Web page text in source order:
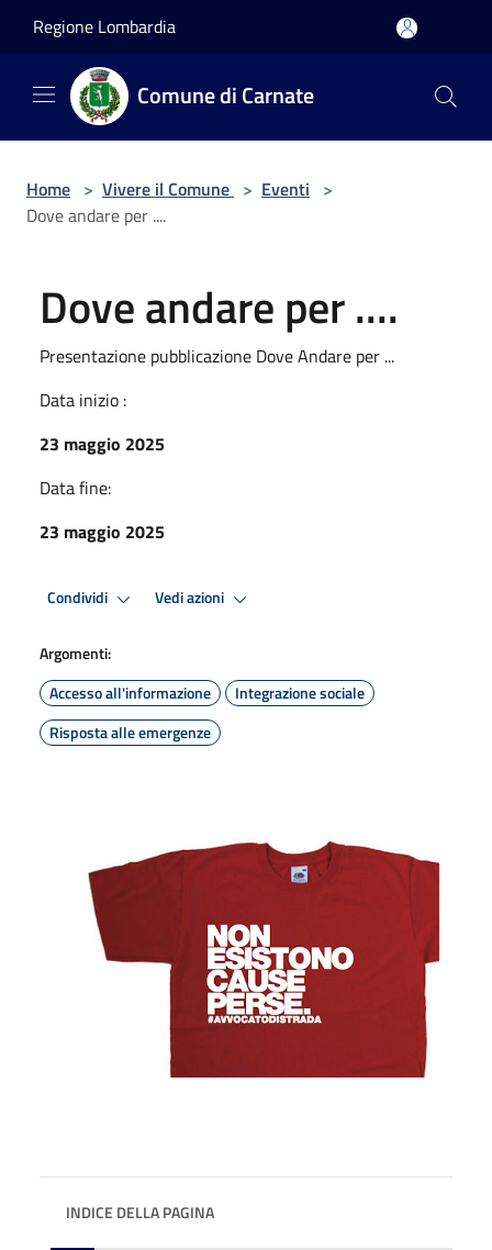
Regione Lombardia
Comune di Carnate
Home > Vivere il Comune > Eventi >
Dove andare per ....
Dove andare per ....
Presentazione pubblicazione Dove Andare per ...
Data inizio :
23 maggio 2025
Data fine:
23 maggio 2025
Condividi Vedi azioni
Argomenti:
Accesso all'informazione
Integrazione sociale
Risposta alle emergenze
INDICE DELLA PAGINA